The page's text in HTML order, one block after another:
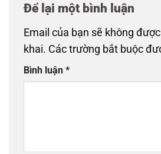
Để lại một bình luận
Email của bạn sẽ không
khai. Các trường bắt buộc
Bình luận *